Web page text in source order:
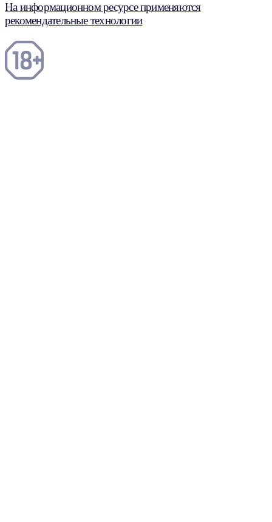
На информационном ресурсе применяются
рекомендательные технологии